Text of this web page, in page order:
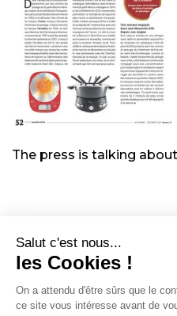
The press is talking
CONTACT
INFORMATION